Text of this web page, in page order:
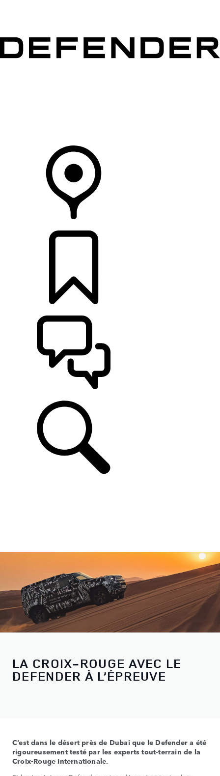
LA CROIX-ROUGE AVEC LE
DEFENDER À L’ÉPREUVE
C’est dans le désert près de Dubai que le Defender a été
rigoureusement testé par les experts tout-terrain de la
Croix-Rouge internationale.